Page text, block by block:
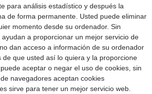
para análisis estadístico y después la
de forma permanente. Usted puede eliminar
momento desde su ordenador. Sin
a proporcionar un mejor servicio de
dan acceso a información de su ordenador
de que usted así lo quiera y la proporcione
aceptar o negar el uso de cookies, sin
navegadores aceptan cookies
sirve para tener un mejor servicio web.